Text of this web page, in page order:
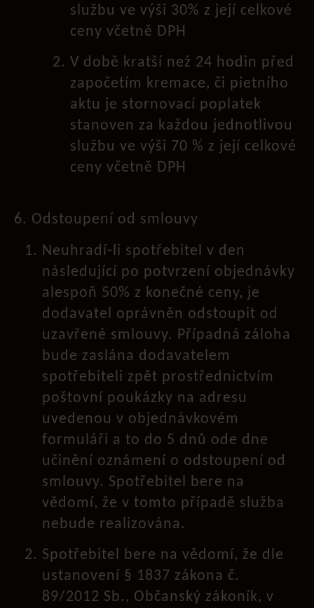
službu ve výši 30% z její celkové
ceny včetně DPH
V době kratší než 24 hodin před
započetím kremace, či pietního
aktu je stornovací poplatek
stanoven za každou jednotlivou
službu ve výši 70 % z její celkové
ceny včetně DPH
6. Odstoupení od smlouvy
Neuhradí-li spotřebitel v den
následující po potvrzení objednávky
alespoň 50% z konečné ceny, je
dodavatel oprávněn odstoupit od
uzavřené smlouvy. Případná záloha
bude zaslána dodavatelem
spotřebiteli zpět prostřednictvím
poštovní poukázky na adresu
uvedenou v objednávkovém
formuláři a to do 5 dnů ode dne
učinění oznámení o odstoupení od
smlouvy. Spotřebitel bere na
vědomí, že v tomto případě služba
nebude realizována.
Spotřebitel bere na vědomí, že dle
ustanovení § 1837 zákona č.
89/2012 Sb., Občanský zákoník, v